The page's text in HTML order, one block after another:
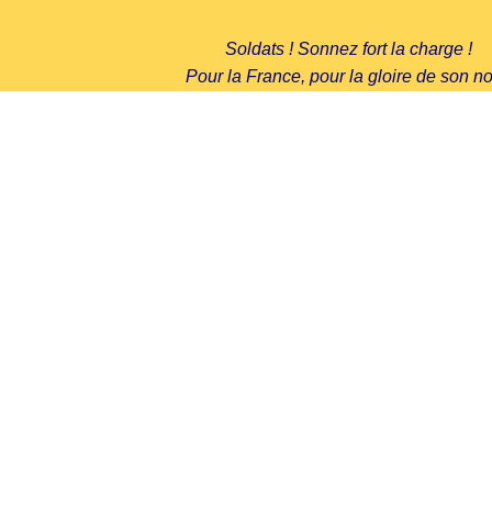
Soldats ! Sonnez fort la charge !
Pour la France, pour la gloire de son